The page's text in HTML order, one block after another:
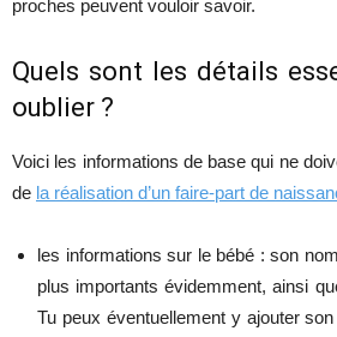
proches peuvent vouloir savoir.
Quels sont les détails
oublier ?
Voici les informations de base qui ne
de la réalisation d’un faire-part de
les informations sur le bébé : son
plus importants évidemment, ainsi
Tu peux éventuellement y ajouter